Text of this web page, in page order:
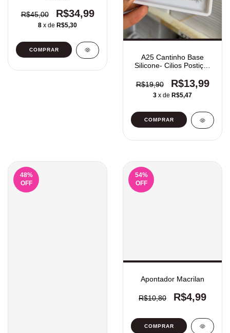
R$45,00 R$34,99
8 x de R$5,30
COMPRAR
A25 Cantinho Base
Silicone- Cilios Postiços
R$19,90
R$13,99
3 x de R$5,47
48%
OFF
54%
OFF
Apontador Macrilan
R$10,80 R$4,99